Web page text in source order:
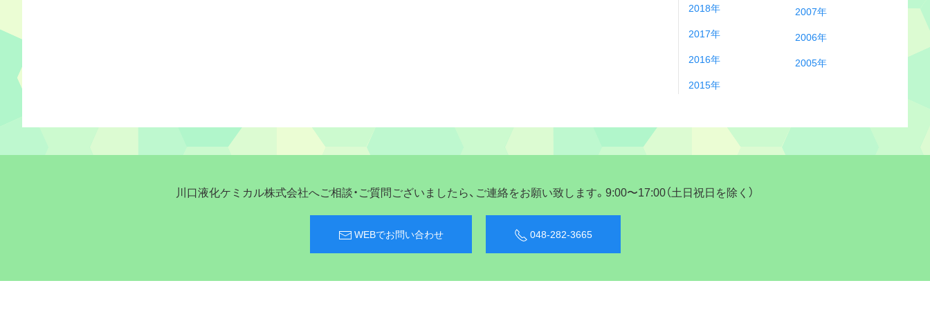
2018年
2017年
2016年
2015年
2007年
2006年
2005年
川口液化ケミカル株式会社へご相談・ご質問ございましたら、ご連絡をお願い致します。9:00〜17:00（土日祝日を除く）
WEBでお問い合わせ 048-282-3665